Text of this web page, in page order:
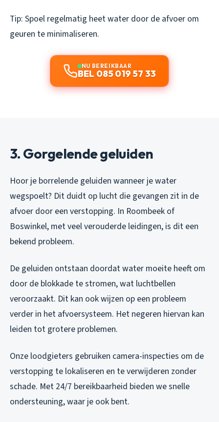
Tip: Spoel regelmatig heet water door de afvoer om
geuren te minimaliseren.
NU BEREIKBAAR
BEL 085 019 57 33
3. Gorgelende geluiden
Hoor je borrelende geluiden wanneer je water
wegspoelt? Dit duidt op lucht die gevangen zit in de
afvoer door een verstopping. In Roombeek of
Boswinkel, met veel verouderde leidingen, is dit een
bekend probleem.
De geluiden ontstaan doordat water moeite heeft om
door de blokkade te stromen, wat luchtbellen
veroorzaakt. Dit kan ook wijzen op een probleem
verder in het afvoersysteem. Het negeren hiervan kan
leiden tot grotere problemen.
Onze loodgieters gebruiken camera-inspecties om de
verstopping te lokaliseren en te verwijderen zonder
schade. Met 24/7 bereikbaarheid bieden we snelle
ondersteuning, waar je ook bent.